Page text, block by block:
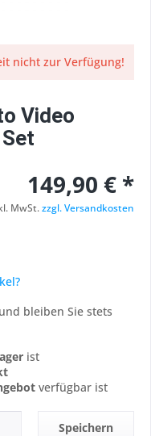
nicht zur Verfügung!
Video
149,90 € *
MwSt.zzgl. Versandkosten
bleiben Sie stets
ist
verfügbar ist
Speichern